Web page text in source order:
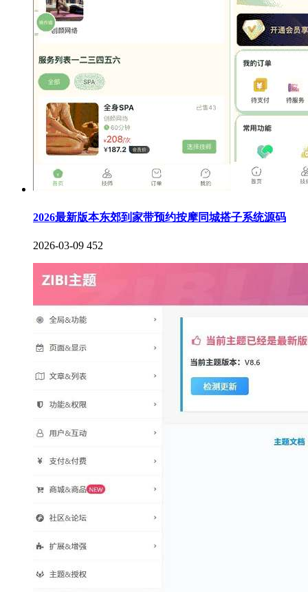
2026最新版本东郊到家带预约按摩同城搭子系统源码
2026-03-09 452